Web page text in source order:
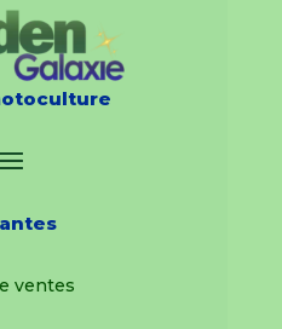
ventes